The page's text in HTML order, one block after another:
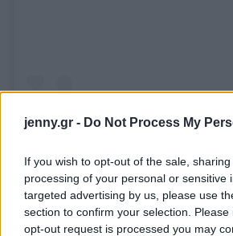
jenny.gr - Do Not Process My
If you wish to opt-out of the sale,
processing of your personal or sensitive
targeted advertising by us, please use
section to confirm your selection.
opt-out request is processed you may